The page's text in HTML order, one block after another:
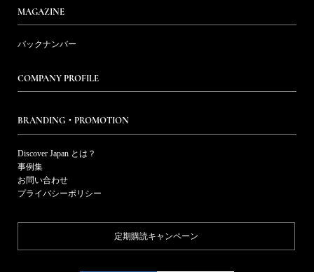
MAGAZINE
バックナンバー
COMPANY PROFILE
BRANDING・PROMOTION
Discover Japan とは？
事例集
お問い合わせ
プライバシーポリシー
定期購読キャンペーン